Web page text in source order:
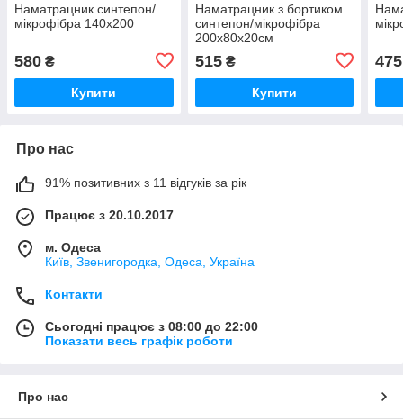
Наматрацник синтепон/
мікрофібра 140х200
580 ₴
Купити
Наматрацник з бортиком
синтепон/мікрофібра
200х80х20см
515₴
Купити
475
Про нас
91% позитивних з 11 відгуків за рік
Працює з 20.10.2017
м. Одеса
Київ, Звенигородка, Одеса, Україна
Контакти
Сьогодні працює з 08:00 до 22:00
Показати весь графік роботи
Про нас